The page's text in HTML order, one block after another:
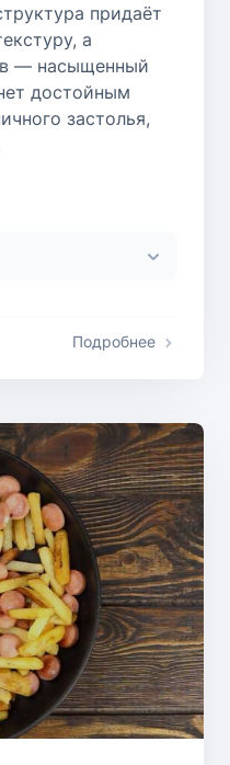
придаёт
а
— насыщенный
достойным
застолья,
Подробнее